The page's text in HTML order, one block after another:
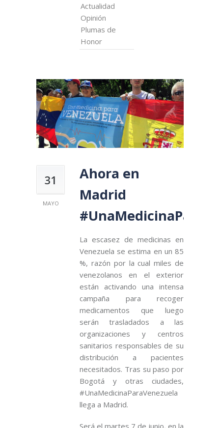
Actualidad
Opinión
Plumas de
Honor
31
MAYO
Ahora en
Madrid
La escasez de medicinas en
Venezuela se estima en un 85
%, razón por la cual miles de
venezolanos en el exterior
están activando una intensa
campaña para recoger
medicamentos que luego
serán trasladados a las
organizaciones y centros
sanitarios responsables de su
distribución a pacientes
necesitados. Tras su paso por
Bogotá y otras ciudades,
#UnaMedicinaParaVenezuela
llega a Madrid.
Será el martes 7 de junio, en la